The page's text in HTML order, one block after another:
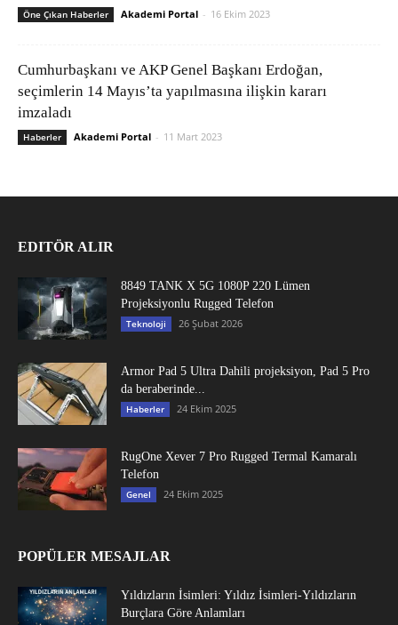
Öne Çıkan Haberler Akademi Portal - 16 Ekim 2023
Cumhurbaşkanı ve AKP Genel Başkanı Erdoğan,
seçimlerin 14 Mayıs’ta yapılmasına ilişkin kararı
imzaladı
Haberler Akademi Portal - 11 Mart 2023
EDITÖR ALIR
8849 TANK X 5G 1080P 220 Lümen
Projeksiyonlu Rugged Telefon
Teknoloji 26 Şubat 2026
Armor Pad 5 Ultra Dahili projeksiyon, Pad 5 Pro
da beraberinde...
Haberler 24 Ekim 2025
RugOne Xever 7 Pro Rugged Termal Kamaralı
Telefon
Genel 24 Ekim 2025
POPÜLER MESAJLAR
Yıldızların İsimleri: Yıldız İsimleri-Yıldızların
Burçlara Göre Anlamları